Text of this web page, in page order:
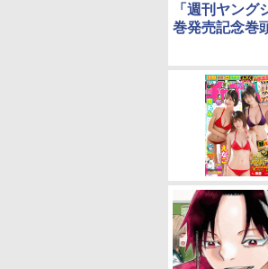
「週刊ヤン
巻発売記念巻